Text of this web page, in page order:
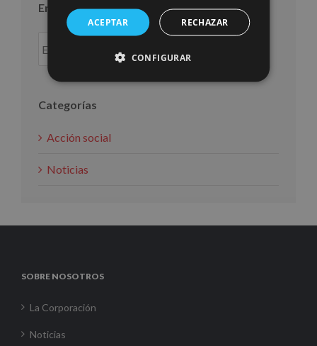
Entradas por año
Categorías
Acción social
Noticias
SOBRE NOSOTROS
La Corporación
Noticias
ACEPTAR RECHAZAR
CONFIGURAR